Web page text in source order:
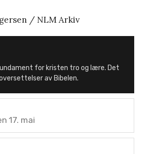
/ NLM Arkiv
for kristen tro og lære. Det
av Bibelen.
17. mai